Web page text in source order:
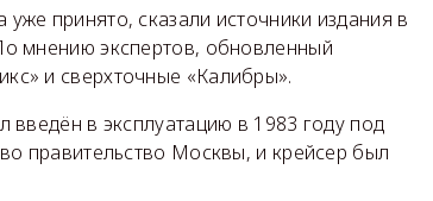
принято, сказали источники издания в
мнению экспертов, обновленный
и сверхточные «Калибры».
в эксплуатацию в 1983 году под
правительство Москвы, и крейсер был